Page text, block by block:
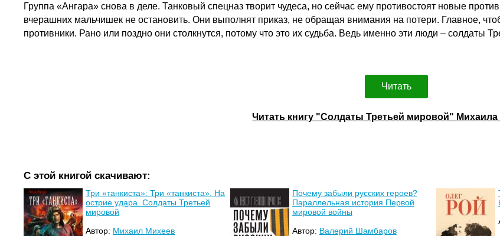
Группа «Ангара» снова в деле. Танковый спецназ творит чудеса, но сейчас ему противостоят новые
вчерашних мальчишек не остановить. Они выполнят приказ, не обращая внимания на потери. Главное,
противники. Рано или поздно они столкнутся, потому что это их судьба. Ведь именно эти люди – солдаты
Читать
Читать книгу "Солдаты Третьей мировой"
С этой книгой скачивают:
Три «танкиста»: Три «танкиста». На
острие удара. Солдаты Третьей
мировой
Автор: Михаил Михеев
Почему забыли русских героев?
Параллельная история Первой
мировой войны
Автор: Валерий Шамбаров